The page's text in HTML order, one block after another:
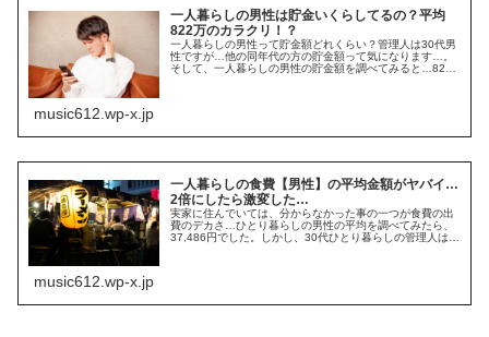
一人暮らしの男性は貯金いくらしてるの？平均
822万のカラクリ！？
一人暮らしの男性って貯金額どれくらい？管理人は30代男
性ですが…他の同年代の方の貯金額って気になります…。
そして、一人暮らしの男性の貯金額を調べてみると…822
music612.wp-x.jp
一人暮らしの食費【男性】の平均金額がヤバイ…
2倍にしたら激変した…
実家に住んでいては、分からなかった事の一つが食費の出
費のデカさ…ひとり暮らしの男性の平均を調べてみたら、
37,486円でした。しかし、30代ひとり暮らしの管理人は現
music612.wp-x.jp